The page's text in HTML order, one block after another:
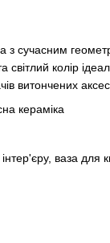
з сучасним
світлий колір
витончених
кераміка
ваза для